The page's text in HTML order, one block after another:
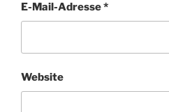
E-Mail-Adresse*
Website